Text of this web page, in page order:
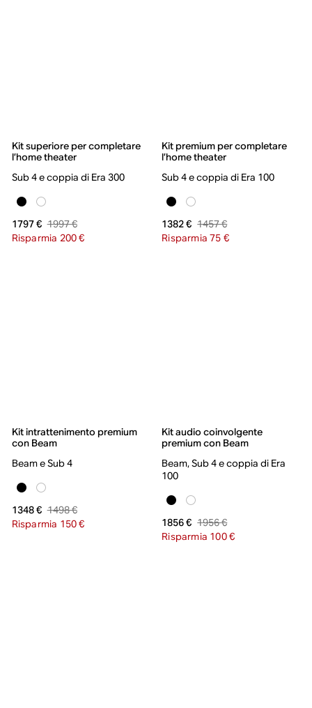
Kit superiore per completare
l’home theater
Sub 4 e coppia di Era 300
1797 € 1997 €
Risparmia 200 €
Kit premium per completare
l’home theater
Sub 4 e coppia di Era 100
1382 € 1457 €
Risparmia 75 €
Kit intrattenimento premium
con Beam
Beam e Sub 4
1348 € 1498 €
Risparmia 150 €
Kit audio coinvolgente
premium con Beam
Beam, Sub 4 e coppia di Era
100
1856 € 1956 €
Risparmia 100 €